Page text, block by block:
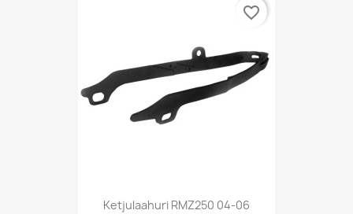
Ketjulaahuri RMZ250 04-06
favorite_border